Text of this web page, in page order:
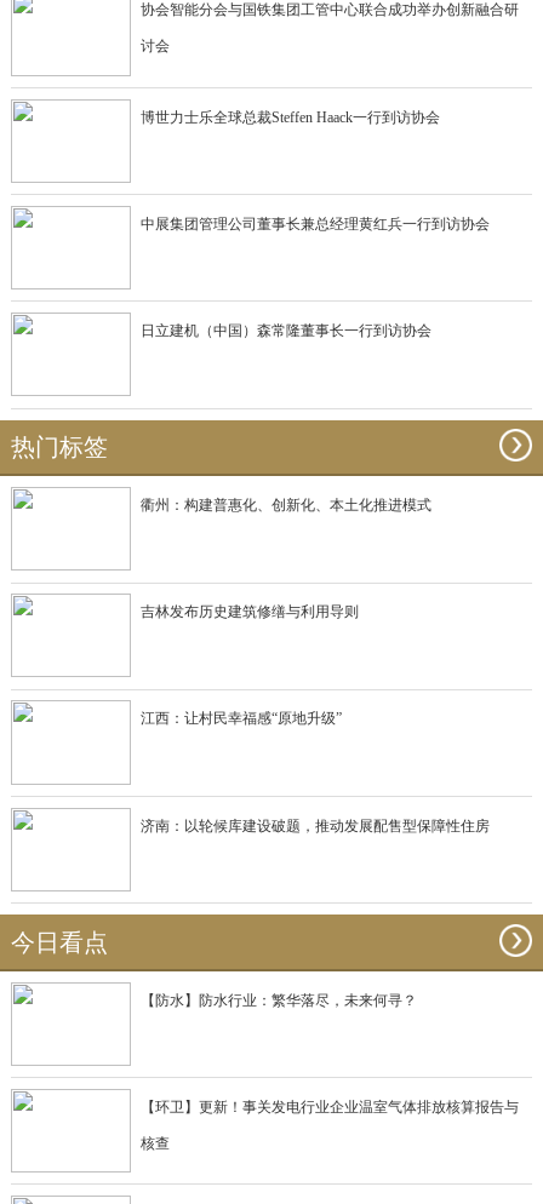
协会智能分会与国铁集团工管中心联合成功举办创新融合研
讨会
博世力士乐全球总裁Steffen Haack一行到访协会
中展集团管理公司董事长兼总经理黄红兵一行到访协会
日立建机（中国）森常隆董事长一行到访协会
热门标签
衢州：构建普惠化、创新化、本土化推进模式
吉林发布历史建筑修缮与利用导则
江西：让村民幸福感“原地升级”
济南：以轮候库建设破题，推动发展配售型保障性住房
今日看点
【防水】防水行业：繁华落尽，未来何寻？
【环卫】更新！事关发电行业企业温室气体排放核算报告与
核查